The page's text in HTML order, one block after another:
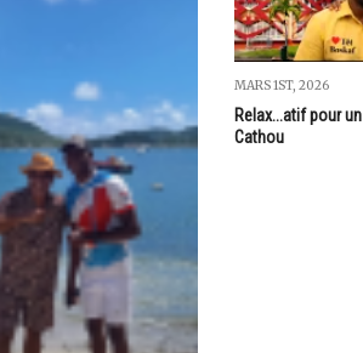
MARS 1ST, 2026
Relax...atif pour
Cathou